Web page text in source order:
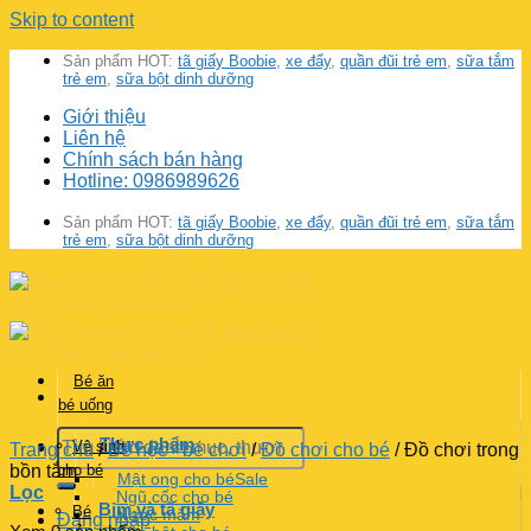
Skip to content
Sản phẩm HOT: tã giấy Boobie, xe đẩy, quần đũi trẻ em, sữa tắm
trẻ em, sữa bột dinh dưỡng
Giới thiệu
Liên hệ
Chính sách bán hàng
Hotline: 0986989626
Sản phẩm HOT: tã giấy Boobie, xe đẩy, quần đũi trẻ em, sữa tắm
trẻ em, sữa bột dinh dưỡng
Đăng nhập
Bé ăn
bé uống
Thực phẩm
Mật ong cho bé
Ngũ cốc cho bé
Nước mắm
Vệ sinh
cho bé
Bỉm và tã giấy
Bé
Trang chủ / Bé học - bé chơi / Đồ chơi cho bé /Đồ chơi trong
bồn tắm
Lọc